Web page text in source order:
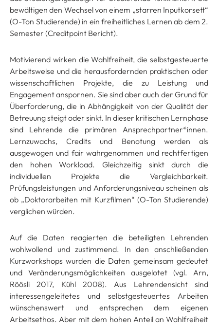
bewältigen den Wechsel von einem „starren Inputkorsett“
(O-Ton Studierende) in ein freiheitliches Lernen ab dem 2.
Semester (Creditpoint Bericht).
Motivierend wirken die Wahlfreiheit, die selbstgesteuerte
Arbeitsweise und die herausfordernden praktischen oder
wissenschaftlichen Projekte, die zu Leistung und
Engagement anspornen. Sie sind aber auch der Grund für
Überforderung, die in Abhängigkeit von der Qualität der
Betreuung steigt oder sinkt. In dieser kritischen Lernphase
sind Lehrende die primären Ansprechpartner*innen.
Lernzuwachs, Credits und Benotung werden als
ausgewogen und fair wahrgenommen und rechtfertigen
den hohen Workload. Gleichzeitig sinkt durch die
individuellen Projekte die Vergleichbarkeit.
Prüfungsleistungen und Anforderungsniveau scheinen als
ob „Doktorarbeiten mit Kurzfilmen“ (O-Ton Studierende)
verglichen würden.
Auf die Daten reagierten die beteiligten Lehrenden
wohlwollend und zustimmend. In den anschließenden
Kurzworkshops wurden die Daten gemeinsam gedeutet
und Veränderungsmöglichkeiten ausgelotet (vgl. Arn,
Röösli 2017, Kühl 2008). Aus Lehrendensicht sind
interessengeleitetes und selbstgesteuertes Arbeiten
wünschenswert und entsprechen dem eigenen
Arbeitsethos. Aber mit dem hohen Anteil an Wahlfreiheit